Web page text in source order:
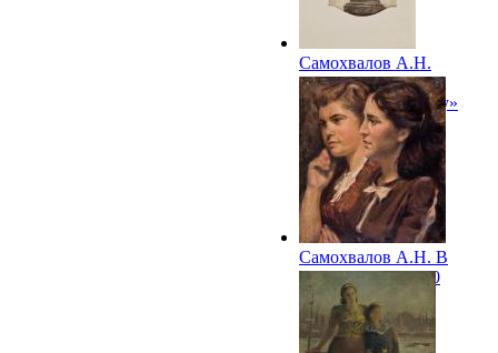
Самохвалов А.Н.
Иллюстрация к
«Евгению Онегину»
А.С. Пушкина
Самохвалов А.Н. В
филармонии. 1950